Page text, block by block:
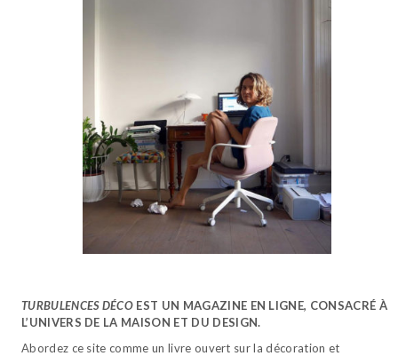
TURBULENCES DÉCO EST UN MAGAZINE EN LIGNE, CONSACRÉ À
L’UNIVERS DE LA MAISON ET DU DESIGN.
Abordez ce site comme un livre ouvert sur la décoration et